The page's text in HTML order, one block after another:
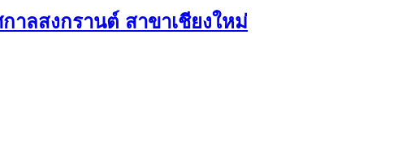
าลสงกรานต์ สาขาเชียงใหม่